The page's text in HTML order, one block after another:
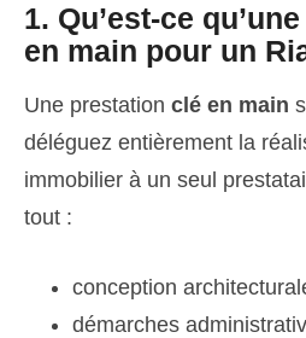
1. Qu’est-ce
en main pour un
Une prestation clé en main
déléguez entièrement la
immobilier à un seul
tout :
conception
démarches